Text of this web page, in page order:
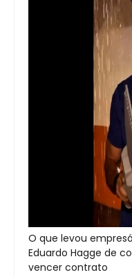
O que levou
Eduardo Hagge de
vencer contrato